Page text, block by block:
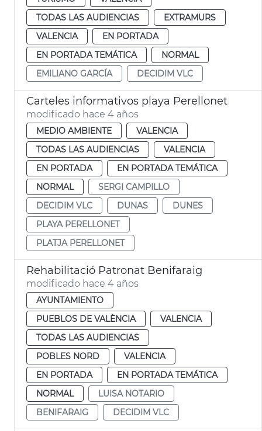
TODAS LAS AUDIENCIAS
EXTRAMURS
VALENCIA
EN PORTADA
EN PORTADA TEMÁTICA
NORMAL
EMILIANO GARCÍA
DECIDIM VLC
Carteles informativos playa Perellonet
modificado hace 4 años
MEDIO AMBIENTE
VALENCIA
TODAS LAS AUDIENCIAS
VALENCIA
EN PORTADA
EN PORTADA TEMÁTICA
NORMAL
SERGI CAMPILLO
DECIDIM VLC
DUNAS
DUNES
PLAYA PERELLONET
PLATJA PERELLONET
Rehabilitació Patronat Benifaraig
modificado hace 4 años
AYUNTAMIENTO
PUEBLOS DE VALÈNCIA
VALENCIA
TODAS LAS AUDIENCIAS
POBLES NORD
VALENCIA
EN PORTADA
EN PORTADA TEMÁTICA
NORMAL
LUISA NOTARIO
BENIFARAIG
DECIDIM VLC